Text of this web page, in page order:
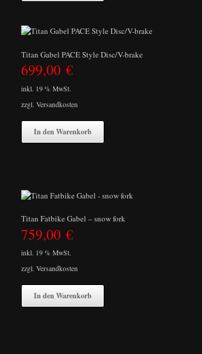
Titan Gabel PACE Style Disc/V-brake
699,00 €
inkl. 19 % MwSt.
zzgl. Versandkosten
In den Warenkorb
Titan Fatbike Gabel – snow fork
759,00 €
inkl. 19 % MwSt.
zzgl. Versandkosten
In den Warenkorb